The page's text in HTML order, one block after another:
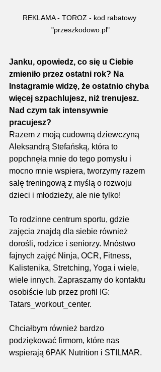
REKLAMA - TOROZ - kod rabatowy
"przeszkodowo.pl"
Janku, opowiedz, co się u Ciebie
zmieniło przez ostatni rok? Na
Instagramie widzę, że ostatnio chyba
więcej szpachlujesz, niż trenujesz.
Nad czym tak intensywnie
pracujesz?
Razem z moją cudowną dziewczyną
Aleksandrą Stefańską, która to
popchnęła mnie do tego pomysłu i
mocno mnie wspiera, tworzymy razem
salę treningową z myślą o rozwoju
dzieci i młodzieży, ale nie tylko!
To rodzinne centrum sportu, gdzie
zajęcia znajdą dla siebie również
dorośli, rodzice i seniorzy. Mnóstwo
fajnych zajęć Ninja, OCR, Fitness,
Kalistenika, Stretching, Yoga i wiele,
wiele innych. Zapraszamy do kontaktu
osobiście lub przez profil IG:
Tatars_workout_center.
Chciałbym również bardzo
podziękować firmom, które nas
wspierają 6PAK Nutrition i STILMAR.